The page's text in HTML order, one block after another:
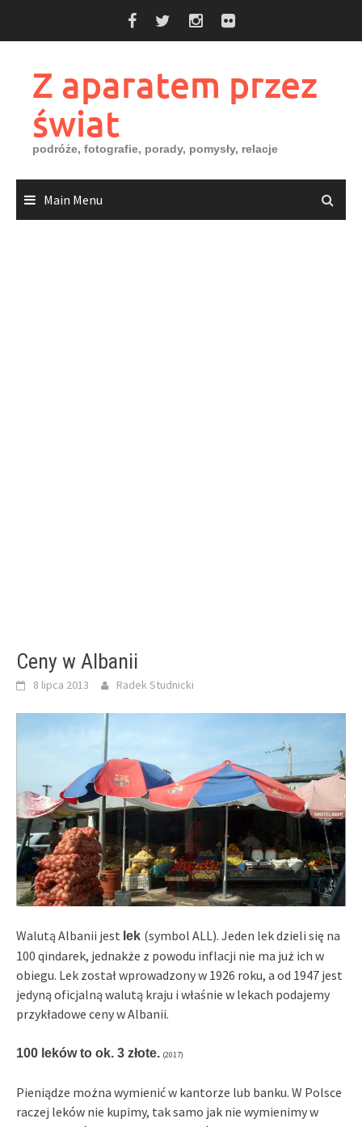
Z aparatem przez
świat
podróże, fotografie, porady, pomysły, relacje
Main Menu
Ceny w Albanii
8 lipca 2013 Radek Studnicki
Walutą Albanii jest lek (symbol ALL). Jeden lek dzieli się na
100 qindarek, jednakże z powodu inflacji nie ma już ich w
obiegu. Lek został wprowadzony w 1926 roku, a od 1947 jest
jedyną oficjalną walutą kraju i właśnie w lekach podajemy
przykładowe ceny w Albanii.
100 leków to ok. 3 złote. (2017)
Pieniądze można wymienić w kantorze lub banku. W Polsce
raczej leków nie kupimy, tak samo jak nie wymienimy w